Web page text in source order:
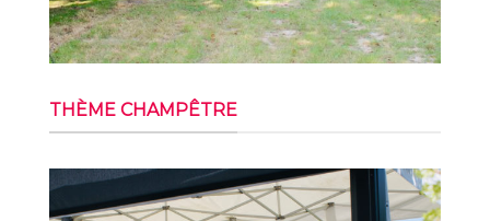
THÈME CHAMPÊTRE